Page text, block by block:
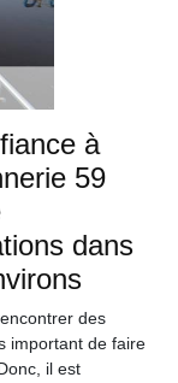
à
59
dans
des
important de faire
il est